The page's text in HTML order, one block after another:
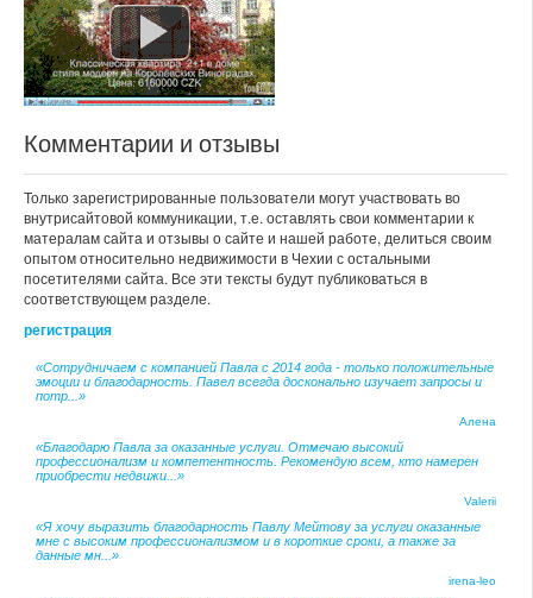
Комментарии и отзывы
Только зарегистрированные пользователи могут участвовать во
внутрисайтовой коммуникации, т.е. оставлять свои комментарии к
матералам сайта и отзывы о сайте и нашей работе, делиться своим
опытом относительно недвижимости в Чехии с остальными
посетителями сайта. Все эти тексты будут публиковаться в
соответствующем разделе.
регистрация
«Сотрудничаем с компанией Павла с 2014 года - только положительные
эмоции и благодарность. Павел всегда досконально изучает запросы и
потр...»
Алена
«Благодарю Павла за оказанные услуги. Отмечаю высокий
профессионализм и компетентность. Рекомендую всем, кто намерен
приобрести недвижи...»
Valerii
«Я хочу выразить благодарность Павлу Мейтову за услуги оказанные
мне с высоким профессионализмом и в короткие сроки, а также за
данные мн...»
irena-leo